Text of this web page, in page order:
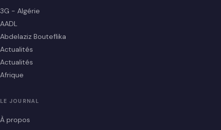
3G - Algérie
AADL
Abdelaziz Bouteflika
Actualités
Actualités
Afrique
LE JOURNAL
À propos